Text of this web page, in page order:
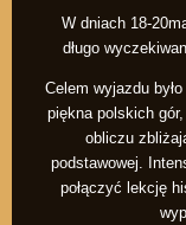
W dniach 18-
długo
Celem wyjazdu
piękna polskich gó
obliczu
podstawowej.
połączyć lekcję